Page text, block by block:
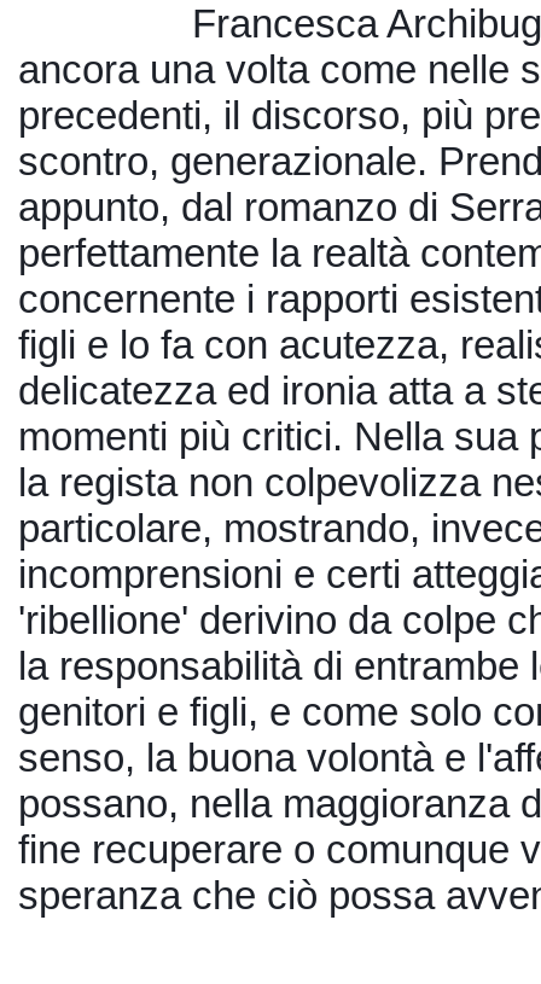
Francesca
ancora una volta come nelle
precedenti, il discorso, più
scontro, generazionale.
appunto, dal romanzo di
perfettamente la realtà
concernente i rapporti
figli e lo fa con acutezza,
delicatezza ed ironia atta a
momenti più critici. Nella sua
la regista non colpevolizza
particolare, mostrando,
incomprensioni e certi
'ribellione' derivino da colpe
la responsabilità di entrambe
genitori e figli, e come solo
senso, la buona volontà e
possano, nella maggioranza
fine recuperare o comunque
speranza che ciò possa